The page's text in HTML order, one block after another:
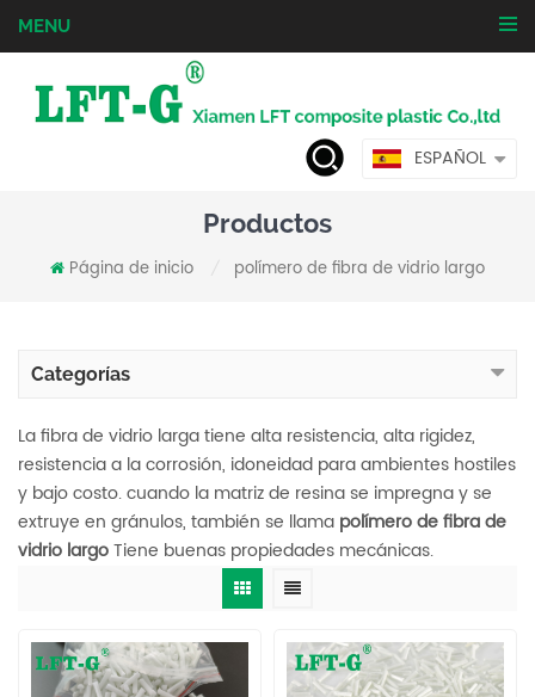
MENU
ESPAÑOL
Productos
Página de inicio polímero de fibra de vidrio largo
Categorías
La fibra de vidrio larga tiene alta resistencia, alta rigidez,
resistencia a la corrosión, idoneidad para ambientes hostiles
y bajo costo. cuando la matriz de resina se impregna y se
extruye en gránulos, también se llama polímero de fibra de
vidrio largoTiene buenas propiedades mecánicas.